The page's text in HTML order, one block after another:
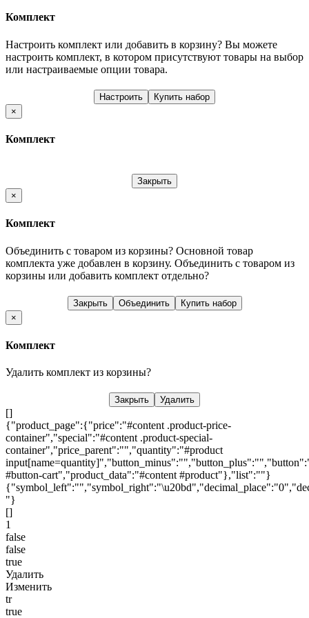
Комплект
Настроить комплект или добавить в корзину? Вы можете
настроить комплект, в котором присутствуют товары на выбор
или настраиваемые опции товара.
Настроить
Купить набор
×
Комплект
Закрыть
×
Комплект
Объединить с товаром из корзины? Основной товар
комплекта уже добавлен в корзину. Объединить с товаром из
корзины или добавить комплект отдельно?
Закрыть Объединить
Купить набор
×
Комплект
Удалить комплект из корзины?
Закрыть Удалить
[]
{"product_page":{"price":"#content .product-price-
container","special":"#content .product-special-
container","price_parent":"","quantity":"#product
#button-cart","product_data":"#content #product"},"list":""}
"}
[]
1
false
false
true
Удалить
Изменить
tr
true